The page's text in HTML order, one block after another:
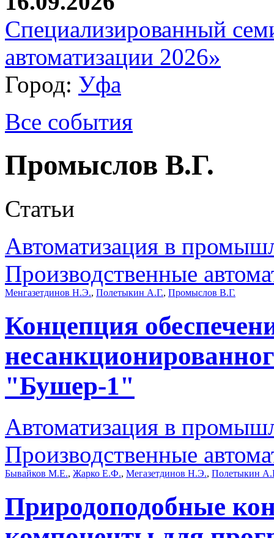
Специализированный
автоматизации 2026»
Город: Уфа
Все события
Промыслов В.Г.
Статьи
Автоматизация в
Производственные
Менгазетдинов Н.Э., Полетыкин А.Г., Промыслов В.Г.
Концепция
"Бушер-1"
Автоматизация в
Производственные
Бывайков М.Е., Жарко Е.Ф., Мегазетдинов Н.Э., Полетыкин
Природоподобные